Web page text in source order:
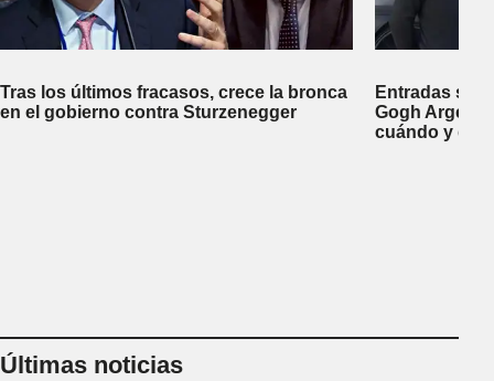
Tras los últimos fracasos, crece la bronca
en el gobierno contra Sturzenegger
Entradas
Gogh
cuándo y
Últimas noticias